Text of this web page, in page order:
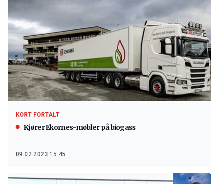
KORT FORTALT
Kjører Ekornes-møbler på biogass
09.02.2023 15:45